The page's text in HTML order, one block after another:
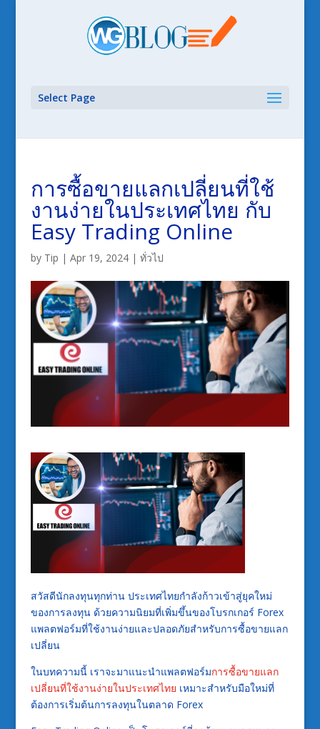
Select Page
การซื้อขายแลกเปลี่ยนที่ใช้
งานง่ายในประเทศไทย กับ
Easy Trading Online
by Tip | Apr 19, 2024| ทั่วไป
สวัสดีนักลงทุนทุกท่าน ประเทศไทยกำลังก้าวเข้าสู่ยุคใหม่
ของการลงทุน ด้วยความนิยมที่เพิ่มขึ้นของโบรกเกอร์ Forex
แพลตฟอร์มที่ใช้งานง่ายและปลอดภัยสำหรับการซื้อขายแลก
เปลี่ยน
ในบทความนี้ เราจะมาแนะนำแพลตฟอร์มการซื้อขายแลก
เปลี่ยนที่ใช้งานง่ายในประเทศไทย เหมาะสำหรับมือใหม่ที่
ต้องการเริ่มต้นการลงทุนในตลาด Forex